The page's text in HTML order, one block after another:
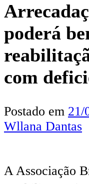
poderá
com
Postado em 21/
Wllana Dantas
A Associação